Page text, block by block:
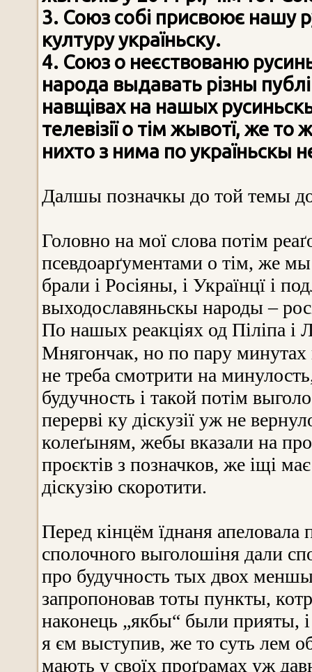
3. Союз собі присвоює нашу
културу україньску.
4. Союз о неєствованю
народа выдавать різны
навщівах на нашых
телевізії о тім жывотї, же то
нихто з нима по україньскы
Далшы позначкы до той темы
Головно на мої слова потім
псевдоарґументами о тім, же
брали і Росіяны, і Українцї і
выходославяньскы народы –
По нашых реакціях од Піліпа і
Мнягончак, но по пару
не треба смотрити на
будучность і такой потім
перерві ку діскузії уж не
колеґыням, жебы вказали на
проєктів з позначков, же іщі
діскузію скоротити.
Перед кінцём їднаня
сполочного выголошіня дали
про будучность тых двох
запропоновав тоты пункты,
наконець „якбы“ были прияты,
я єм выступив, же то суть лем
мають у своїх проґрамах уж